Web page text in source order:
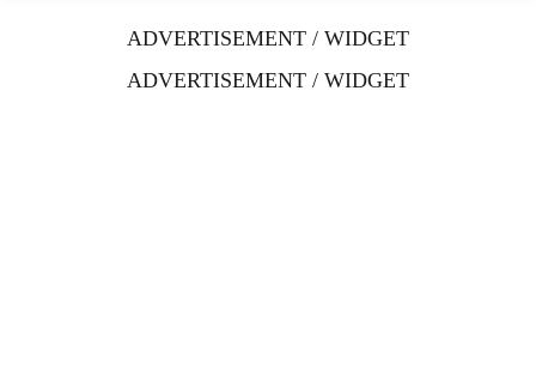
ADVERTISEMENT / WIDGET
ADVERTISEMENT / WIDGET